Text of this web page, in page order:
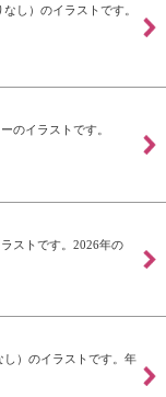
し）のイラストです。
のイラストです。
ストです。2026年の
）のイラストです。年